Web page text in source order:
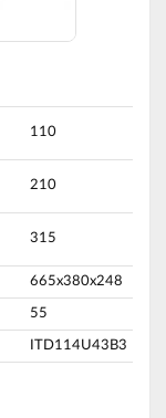
110
210
315
665х380х248
55
ITD114U43B3